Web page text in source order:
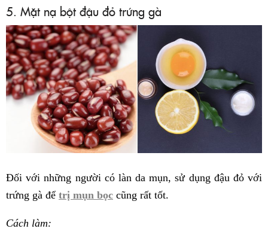
5. Mặt nạ bột đậu đỏ trứng gà
Đối với những người có làn da mụn, sử dụng đậu đỏ với
trứng gà để trị mụn bọc cũng rất tốt.
Cách làm: